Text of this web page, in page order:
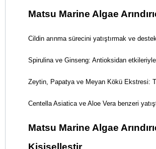
Matsu Marine Algae
Cildin arınma sürecini yatıştırmak ve
Spirulina ve Ginseng: Antioksidan
Zeytin, Papatya ve Meyan Kökü Ekstresi:
Centella Asiatica ve Aloe Vera benzeri
Matsu Marine Algae
Kişiselleştir